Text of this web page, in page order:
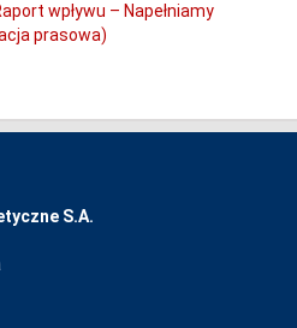
wpływu – Napełniamy
prasowa)
S.A.